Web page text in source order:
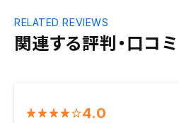
関連する評判・口コミ
RELATED REVIEWS
4.0